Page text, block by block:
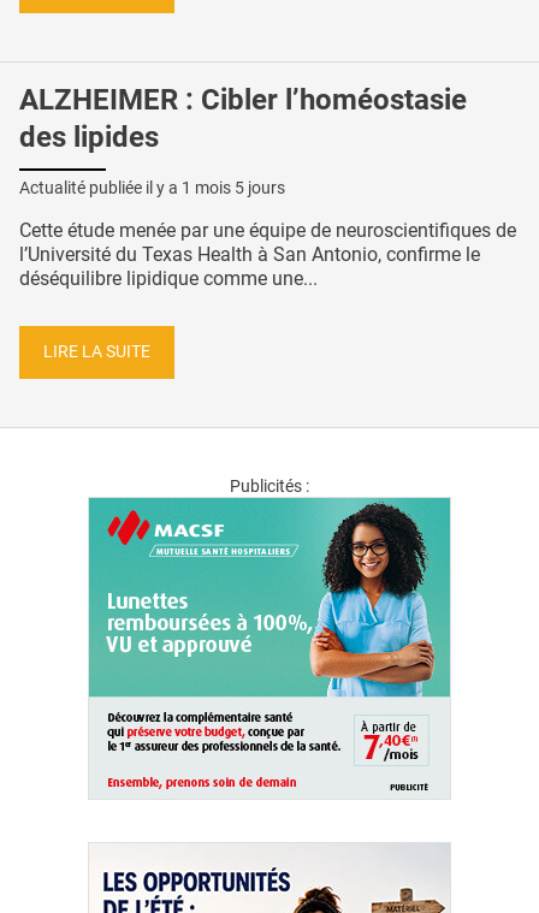
ALZHEIMER : Cibler l’homéostasie
des lipides
Actualité publiée il y a 1 mois 5 jours
Cette étude menée par une équipe de neuroscientifiques de
l’Université du Texas Health à San Antonio, confirme le
déséquilibre lipidique comme une...
LIRE LA SUITE
Publicités :